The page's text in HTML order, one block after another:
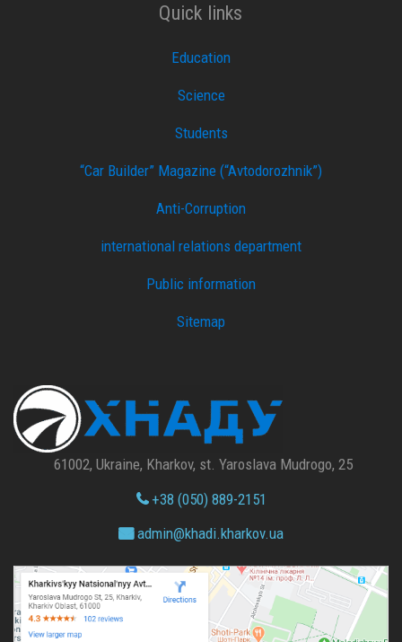
Quick links
Education
Science
Students
“Car Builder” Magazine (“Avtodorozhnik”)
Anti-Corruption
international relations department
Public information
Sitemap
61002, Ukraine, Kharkov, st. Yaroslava Mudrogo, 25
+38 (050) 889-2151
admin@khadi.kharkov.ua